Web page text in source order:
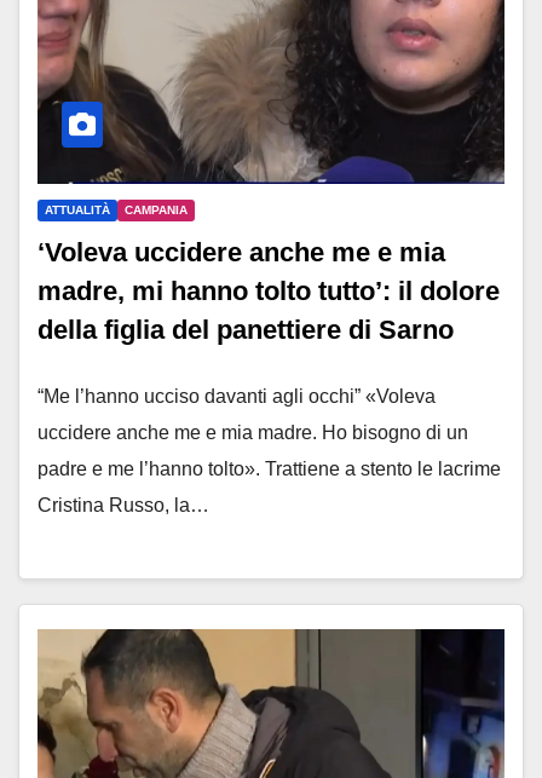
ATTUALITÀ CAMPANIA
‘Voleva uccidere anche me e mia
madre, mi hanno tolto tutto’: il dolore
della figlia del panettiere di Sarno
“Me l’hanno ucciso davanti agli occhi” «Voleva
uccidere anche me e mia madre. Ho bisogno di un
padre e me l’hanno tolto». Trattiene a stento le lacrime
Cristina Russo, la…